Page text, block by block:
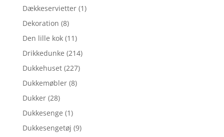
Dækkeservietter (1)
Dekoration (8)
Den lille kok (11)
Drikkedunke (214)
Dukkehuset (227)
Dukkemøbler (8)
Dukker (28)
Dukkesenge (1)
Dukkesengetøj (9)